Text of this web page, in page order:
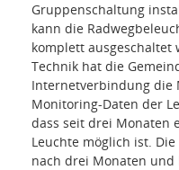
Gruppenschaltung
kann die
komplett ausgeschaltet
Technik hat die
Internetverbindung die
Monitoring-Daten der
dass seit drei Monaten
Leuchte möglich ist.
nach drei Monaten